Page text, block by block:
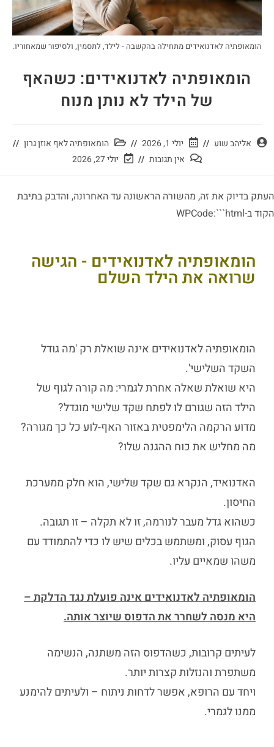
הומאופתיה לאדנואידים מתחילה בהקשבה - לילד, לתסמין, ולסיפור שמאחוריו.
הומאופתיה לאדנואידים: כשהאף
של הילד לא נותן מנוח
אליהב שוע יולי 1, 2026
הומאופתיה לאף אוזן גרון
אין תגובות
יולי 27, 2026
העתק בדיוק את זה, מהשורה הראשונה עד האחרונה, והדבק בתיבת
הקוד ב-WPCode:```html
הומאופתיה לאדנואידים - הגישה
שרואה את הילד השלם
הומאופתיה לאדנואידים אינה שואלת רק 'מה גודל
השקד השלישי'.
היא שואלת שאלה אחרת לגמרי: מה קורה לגוף של
הילד הזה שגורם לו לפתח שקד שלישי מוגדל?
מדוע הרקמה הלימפטית באזור האף-לוע כל כך מגורה?
מה מחליש את כוח ההגנה שלו?
האדנואיד, הנקרא גם שקד שלישי, הוא חלק ממערכת
החיסון.
כשהוא גדל מעבר לנורמה, זו לא תקלה – זו תגובה.
הגוף עסוק, ומשתמש בכלים שיש לו כדי להתמודד עם
משהו שמאיים עליו.
הומאופתיה לאדנואידיםאינה פועלת נגד הדלקת –
היא מנסה לשחרר את הדפוס שיוצר אותה.
לעיתים קרובות, כשהדפוס הזה משתנה, הנשימה
משתפרת והנזלות קצרות יותר.
ויחד עם הרופא, אפשר לדחות ניתוח – ולעיתים להימנע
ממנו לגמרי.